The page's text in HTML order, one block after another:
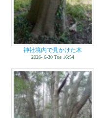
神社境内で見かけた木
2026- 6-30 Tue 16:54